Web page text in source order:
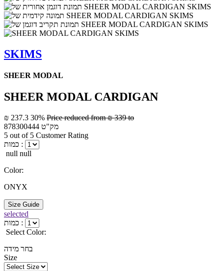
SKIMS
SHEER MODAL
SHEER MODAL CARDIGAN
₪ 237.3 30% Price reduced from₪ 339 to
מק"ט 878300444
5 out of 5 Customer Rating
כמות :
null null
Color:
ONYX
Size Guide
selected
כמות :
Select Color:
בחר מידה
Size